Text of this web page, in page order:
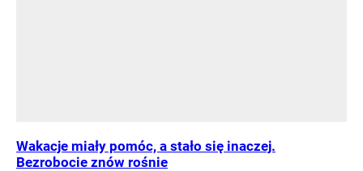
Wakacje miały pomóc, a stało się inaczej.
Bezrobocie znów rośnie